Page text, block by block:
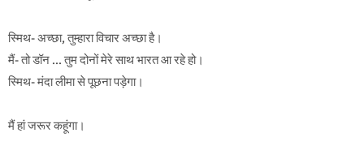
स्मिथ- अच्छा, तुम्हारा विचार अच्छा है।
मैं- तो डॉन ... तुम दोनों मेरे साथ भारत आ रहे हो।
स्मिथ- मंदा लीमा से पूछना पड़ेगा।
मैं हां जरूर कहूंगा।